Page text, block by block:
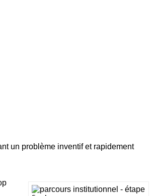
un problème inventif et rapidement